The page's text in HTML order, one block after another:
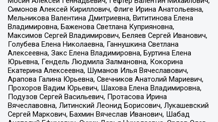
Симонов Алексей Кириллович, Флиге Ирина Анатольевна,
Мельникова Валентина Дмитриевна, Вититинова Елена
Владимировна, Баженова Светлана Куприяновна,
Максимов Сергей Владимирович, Беляев Сергей Иванович,
Голубева Елена Николаевна, Ганнушкина Светлана
Алексеевна, Закс Елена Владимировна, Буртина Елена
Юрьевна, Гендель Людмила Залмановна, Кокорина
Екатерина Алексеевна, Шуманов Илья Вячеславович,
Арапова Галина Юрьевна, Свечников Анатолий Мариевич,
Прохоров Вадим Юрьевич, Шахова Елена Владимировна,
Подузов Сергей Васильевич, Протасова Ирина
Вячеславовна, Литинский Леонид Борисович, Лукашевский
Сергей Маркович, Бахмин Вячеслав Иванович, Шабад